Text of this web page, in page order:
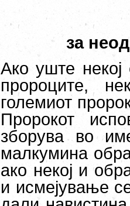
за
Ако уште
пророците,
големиот
Пророкот
зборува во
малкумина
ако некој и
и исмејување